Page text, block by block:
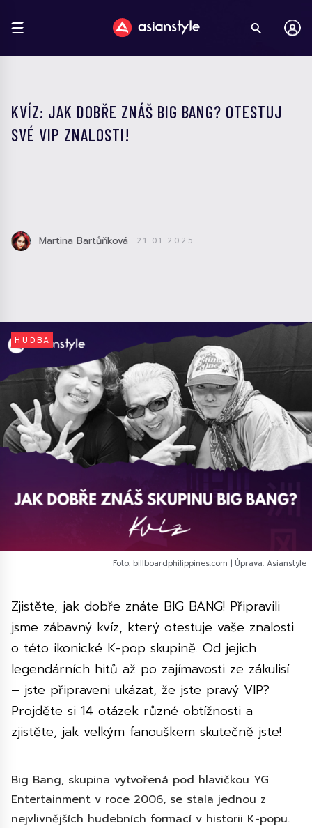
KVÍZ: JAK DOBŘE ZNÁŠ BIG BANG? OTESTUJ
SVÉ VIP ZNALOSTI!
Martina Bartůňková 21.01.2025
HUDBA
Foto: billboardphilippines.com | Úprava: Asianstyle
Zjistěte, jak dobře znáte BIG BANG! Připravili
jsme zábavný kvíz, který otestuje vaše znalosti
o této ikonické K-pop skupině. Od jejich
legendárních hitů až po zajímavosti ze zákulisí
– jste připraveni ukázat, že jste pravý VIP?
Projděte si 14 otázek různé obtížnosti a
zjistěte, jak velkým fanouškem skutečně jste!
Big Bang, skupina vytvořená pod hlavičkou YG
Entertainment v roce 2006, se stala jednou z
nejvlivnějších hudebních formací v historii K-popu.